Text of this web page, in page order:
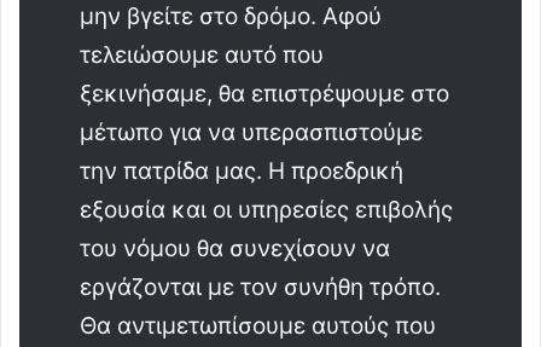
μην βγείτε στο δρόμο. Αφού
τελειώσουμε αυτό που
ξεκινήσαμε, θα επιστρέψουμε στο
μέτωπο για να υπερασπιστούμε
την πατρίδα μας. Η προεδρική
εξουσία και οι υπηρεσίες επιβολής
του νόμου θα συνεχίσουν να
εργάζονται με τον συνήθη τρόπο.
Θα αντιμετωπίσουμε αυτούς που